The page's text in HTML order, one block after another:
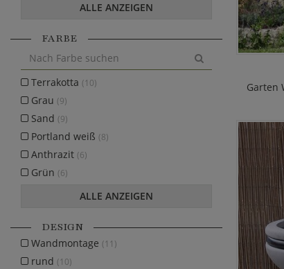
ALLE ANZEIGEN
FARBE
Terrakotta (10)
Grau (9)
Sand (9)
Portland weiß (8)
Anthrazit (6)
Grün (6)
ALLE ANZEIGEN
DESIGN
Wandmontage (11)
rund (10)